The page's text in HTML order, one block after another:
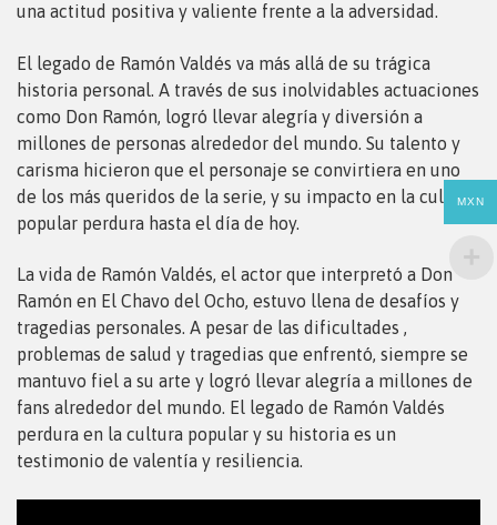
una actitud positiva y valiente frente a la adversidad.
El legado de Ramón Valdés va más allá de su trágica
historia personal. A través de sus inolvidables actuaciones
como Don Ramón, logró llevar alegría y diversión a
millones de personas alrededor del mundo. Su talento y
carisma hicieron que el personaje se convirtiera en uno
de los más queridos de la serie, y su impacto en la cultura
popular perdura hasta el día de hoy.
La vida de Ramón Valdés, el actor que interpretó a Don
Ramón en El Chavo del Ocho, estuvo llena de desafíos y
tragedias personales. A pesar de las dificultades ,
problemas de salud y tragedias que enfrentó, siempre se
mantuvo fiel a su arte y logró llevar alegría a millones de
fans alrededor del mundo. El legado de Ramón Valdés
perdura en la cultura popular y su historia es un
testimonio de valentía y resiliencia.
MXN